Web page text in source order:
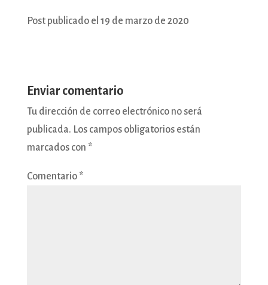
Post publicado el 19 de marzo de 2020
Enviar comentario
Tu dirección de correo electrónico no será
publicada. Los campos obligatorios están
marcados con *
Comentario *